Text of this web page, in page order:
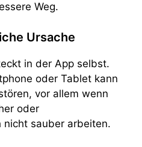
Weg.
Ursache
in der App selbst.
oder Tablet kann
vor allem wenn
oder
nicht sauber arbeiten.